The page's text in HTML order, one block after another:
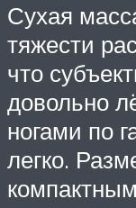
Сухая
тяжести
что
довольно
ногами по
легко.